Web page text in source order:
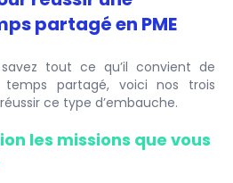
partagé en PME
tout ce qu’il convient de
partagé, voici nos trois
ce type d’embauche.
les missions que vous